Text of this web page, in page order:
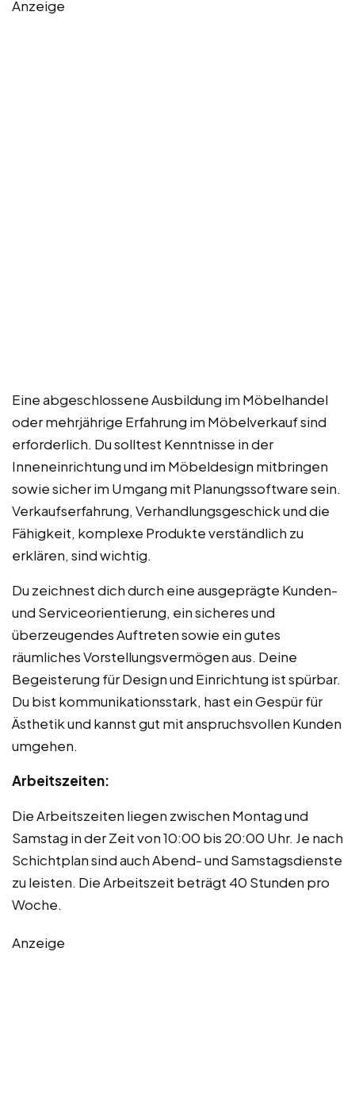
Anzeige
Eine abgeschlossene Ausbildung im Möbelhandel
oder mehrjährige Erfahrung im Möbelverkauf sind
erforderlich. Du solltest Kenntnisse in der
Inneneinrichtung und im Möbeldesign mitbringen
sowie sicher im Umgang mit Planungssoftware sein.
Verkaufserfahrung, Verhandlungsgeschick und die
Fähigkeit, komplexe Produkte verständlich zu
erklären, sind wichtig.
Du zeichnest dich durch eine ausgeprägte Kunden-
und Serviceorientierung, ein sicheres und
überzeugendes Auftreten sowie ein gutes
räumliches Vorstellungsvermögen aus. Deine
Begeisterung für Design und Einrichtung ist spürbar.
Du bist kommunikationsstark, hast ein Gespür für
Ästhetik und kannst gut mit anspruchsvollen Kunden
umgehen.
Arbeitszeiten:
Die Arbeitszeiten liegen zwischen Montag und
Samstag in der Zeit von 10:00 bis 20:00 Uhr. Je nach
Schichtplan sind auch Abend- und Samstagsdienste
zu leisten. Die Arbeitszeit beträgt 40 Stunden pro
Woche.
Anzeige